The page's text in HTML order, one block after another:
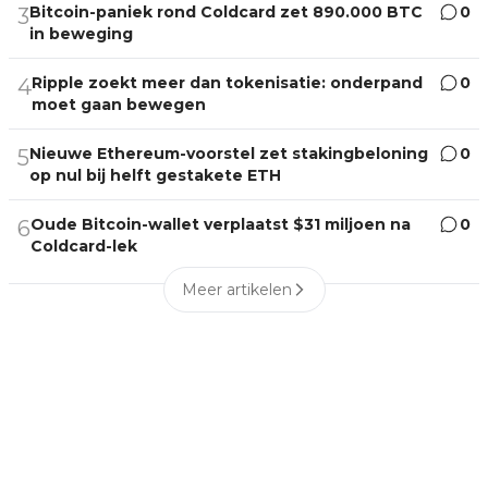
3Bitcoin-paniek rond Coldcard zet 890.000 BTC
in beweging
0
4Ripple zoekt meer dan tokenisatie: onderpand
moet gaan bewegen
0
5Nieuwe Ethereum-voorstel zet stakingbeloning
op nul bij helft gestakete ETH
0
6Oude Bitcoin-wallet verplaatst $31 miljoen na
Coldcard-lek
0
Meer artikelen